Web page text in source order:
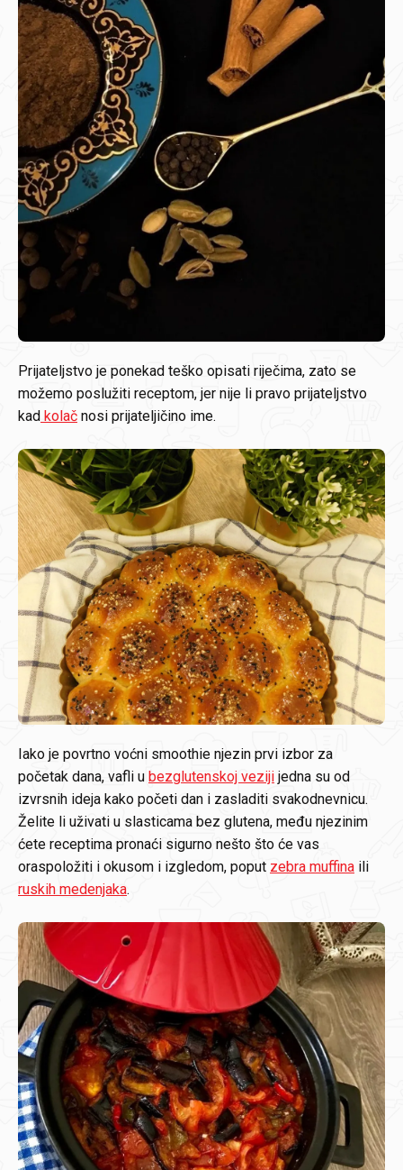
Prijateljstvo je ponekad teško opisati riječima, zato se
možemo poslužiti receptom, jer nije li pravo prijateljstvo
kad kolač nosi prijateljičino ime.
Iako je povrtno voćni smoothie njezin prvi izbor za
početak dana, vafli u bezglutenskoj veziji jedna su od
izvrsnih ideja kako početi dan i zasladiti svakodnevnicu.
Želite li uživati u slasticama bez glutena, među njezinim
ćete receptima pronaći sigurno nešto što će vas
oraspoložiti i okusom i izgledom, poput zebra muffina ili
ruskih medenjaka.